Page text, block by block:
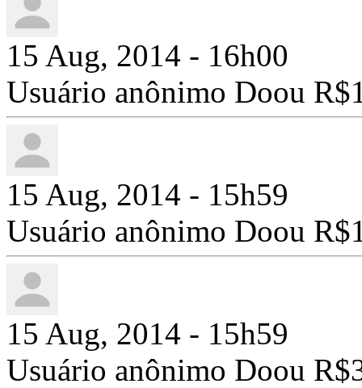
15 Aug, 2014 - 16h00
Usuário anônimo Doou
15 Aug, 2014 - 15h59
Usuário anônimo Doou
15 Aug, 2014 - 15h59
Usuário anônimo Doou